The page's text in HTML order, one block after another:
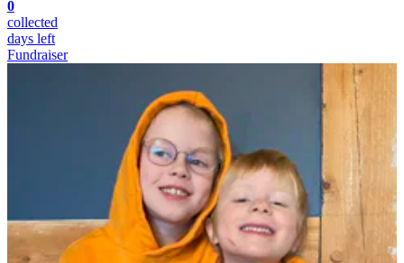
0
collected
days left
Fundraiser